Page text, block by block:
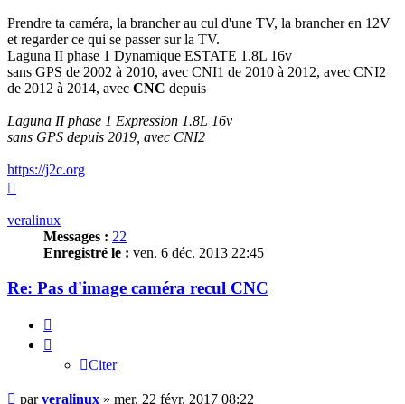
Prendre ta caméra, la brancher au cul d'une TV, la brancher en 12V
et regarder ce qui se passer sur la TV.
Laguna II phase 1 Dynamique ESTATE 1.8L 16v
sans GPS de 2002 à 2010, avec CNI1 de 2010 à 2012, avec CNI2
de 2012 à 2014, avec CNC depuis
Laguna II phase 1 Expression 1.8L 16v
sans GPS depuis 2019, avec CNI2
https://j2c.org
veralinux
Messages : 22
Enregistré le : ven. 6 déc. 2013 22:45
Re: Pas d'image caméra recul CNC
Citer
Message
parveralinux » mer. 22 févr. 2017 08:22